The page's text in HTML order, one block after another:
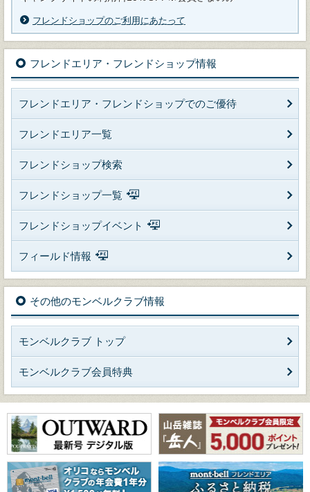
フレンドショップのご利用にあたって
フレンドエリア・フレンドショップ情報
フレンドエリア・フレンドショップでのご優待
フレンドエリア一覧
フレンドショップ検索
フレンドショップ一覧
フレンドショップイベント
フィールド情報
その他のモンベルクラブ情報
モンベルクラブ トップ
モンベルクラブ会員特典